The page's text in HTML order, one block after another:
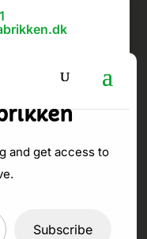
from
and get access to
Subscribe